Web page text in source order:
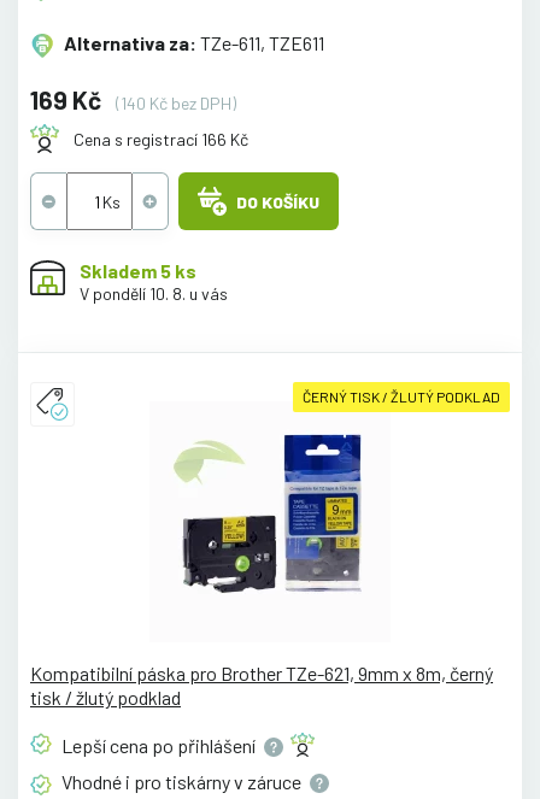
Alternativa za: TZe-611, TZE611
169 Kč
(140 Kč bez DPH)
Cena s registrací 166 Kč
DO KOŠÍKU
Skladem 5 ks
V pondělí 10. 8. u vás
ČERNÝ TISK / ŽLUTÝ PODKLAD
Kompatibilní páska pro Brother TZe-621, 9mm x 8m, černý
tisk / žlutý podklad
Lepší cena po přihlášení
Vhodné i pro tiskárny v záruce